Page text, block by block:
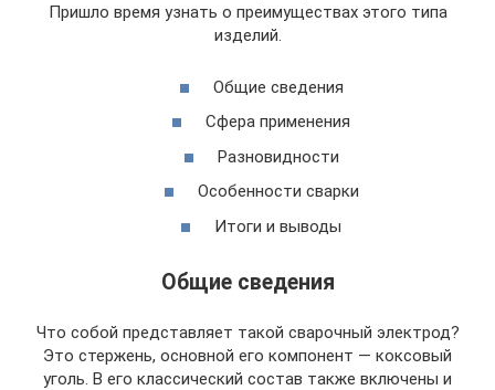
Пришло время узнать о преимуществах этого типа
изделий.
Общие сведения
Сфера применения
Разновидности
Особенности сварки
Итоги и выводы
Общие сведения
Что собой представляет такой сварочный электрод?
Это стержень, основной его компонент — коксовый
уголь. В его классический состав также включены и